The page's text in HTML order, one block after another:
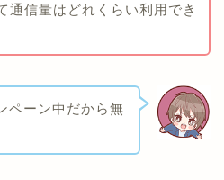
通信量はどれくらい利用でき
ペーン中だから無